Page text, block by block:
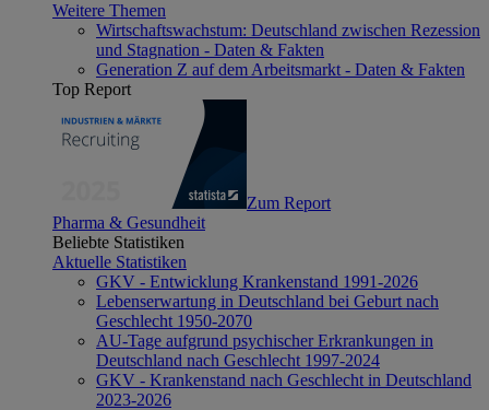
Weitere Themen
Wirtschaftswachstum: Deutschland zwischen Rezession
und Stagnation - Daten & Fakten
Generation Z auf dem Arbeitsmarkt - Daten & Fakten
Top Report
Zum Report
Pharma & Gesundheit
Beliebte Statistiken
Aktuelle Statistiken
GKV - Entwicklung Krankenstand 1991-2026
Lebenserwartung in Deutschland bei Geburt nach
Geschlecht 1950-2070
AU-Tage aufgrund psychischer Erkrankungen in
Deutschland nach Geschlecht 1997-2024
GKV - Krankenstand nach Geschlecht in Deutschland
2023-2026